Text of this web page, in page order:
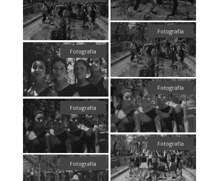
Fotografía
Fotografía
Fotografía
Fotografía
Fotografía
Fotografía